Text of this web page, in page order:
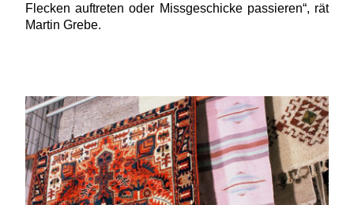
Flecken auftreten oder Missgeschicke passieren“, rät
Martin Grebe.